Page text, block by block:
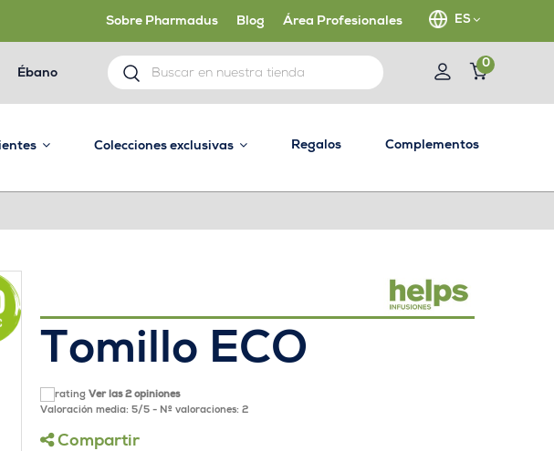
ES
Sobre Pharmadus Blog Área Profesionales
0
Ébano
Colecciones exclusivas Regalos Complementos
Tomillo ECO
Ver las 2 opiniones
Valoración media:5/5 - Nº valoraciones: 2
Compartir